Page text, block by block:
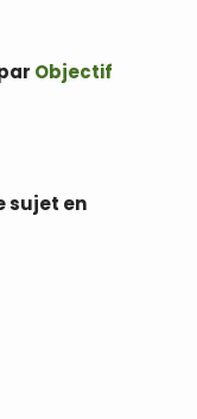
Objectif
sujet en